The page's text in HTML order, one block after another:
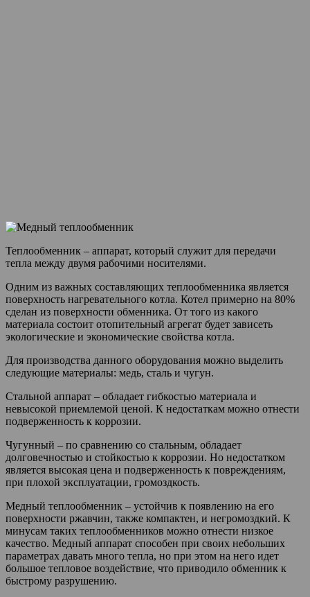
Теплообменник – аппарат, который служит для передачи
тепла между двумя рабочими носителями.
Одним из важных составляющих теплообменника является
поверхность нагревательного котла. Котел примерно на 80%
сделан из поверхности обменника. От того из какого
материала состоит отопительный агрегат будет зависеть
экологические и экономические свойства котла.
Для производства данного оборудования можно выделить
следующие материалы: медь, сталь и чугун.
Стальной аппарат – обладает гибкостью материала и
невысокой приемлемой ценой. К недостаткам можно отнести
подверженность к коррозии.
Чугунный – по сравнению со стальным, обладает
долговечностью и стойкостью к коррозии. Но недостатком
является высокая цена и подверженность к повреждениям,
при плохой эксплуатации, громоздкость.
Медный теплообменник – устойчив к появлению на его
поверхности ржавчин, также компактен, и негромоздкий. К
минусам таких теплообменников можно отнести низкое
качество. Медный аппарат способен при своих небольших
параметрах давать много тепла, но при этом на него идет
большое тепловое воздействие, что приводило обменник к
быстрому разрушению.